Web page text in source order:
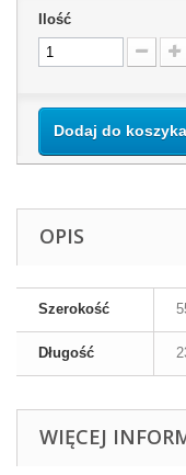
Ilość
Dodaj do koszyka
OPIS
Szerokość
Długość
WIĘCEJ